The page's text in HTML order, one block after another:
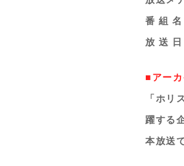
番 組
放 送
■アー
「ホリ
躍する
本放送